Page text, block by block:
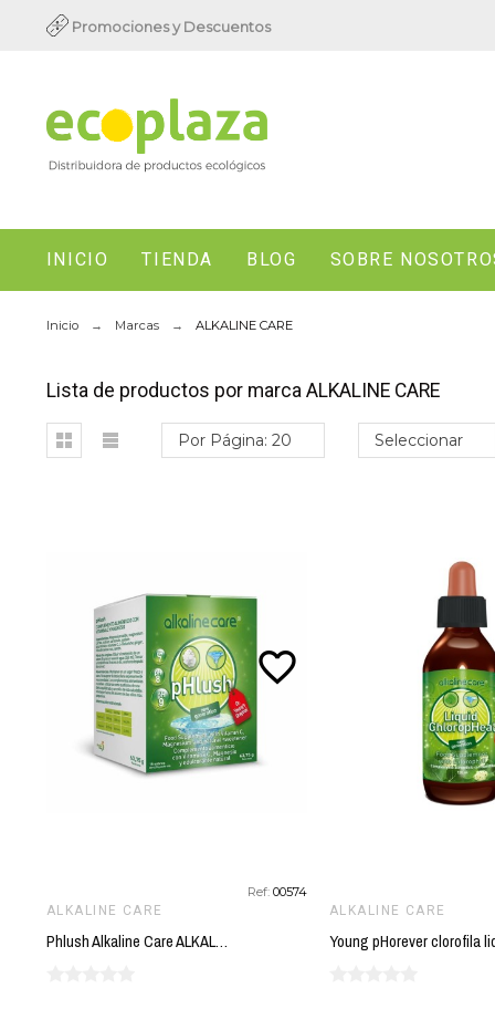
Promociones y Descuentos
INICIO TIENDA BLOG SOBRE
Inicio Marcas ALKALINE CARE
Lista de productos por marca ALKALINE CARE
Por Página: 20 Seleccionar
Ref: 00574
ALKALINE CARE
Phlush Alkaline Care ALKALINE CARE 15 sobres
favorite_border
ALKALINE CARE